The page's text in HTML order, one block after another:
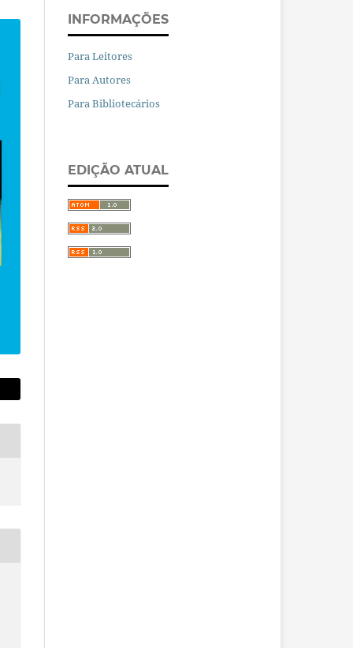
INFORMAÇÕES
Para Leitores
Para Autores
Para Bibliotecários
EDIÇÃO ATUAL